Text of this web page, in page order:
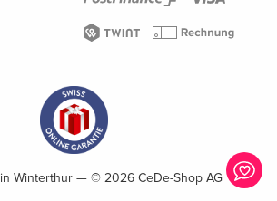
in Winterthur — © 2026 CeDe-Shop AG